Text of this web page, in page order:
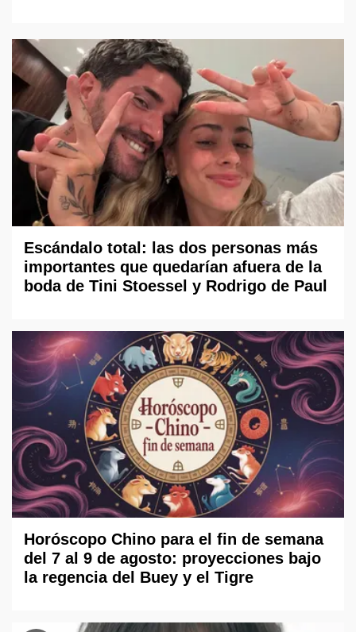
Escándalo total: las dos personas más
importantes que quedarían afuera de la
boda de Tini Stoessel y Rodrigo de Paul
Horóscopo Chino para el fin de semana
del 7 al 9 de agosto: proyecciones bajo
la regencia del Buey y el Tigre